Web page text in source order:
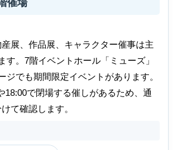
催場
展、作品展、キャラクター催事は主
す。7階イベントホール「ミューズ」
ジでも期間限定イベントがあります。
18:00で閉場する催しがあるため、通
て確認します。